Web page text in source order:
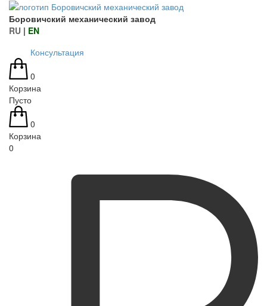
Боровичский механический завод
RU | EN
Консультация
0
Корзина
Пусто
0
Корзина
0